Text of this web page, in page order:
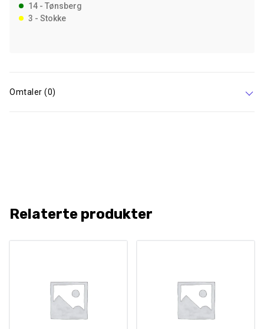
14 - Tønsberg
3 - Stokke
Omtaler (0)
Relaterte produkter